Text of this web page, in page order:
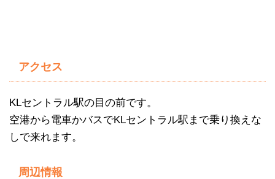
アクセス
KLセントラル駅の目の前です。
空港から電車かバスでKLセントラル駅まで乗り換えな
しで来れます。
周辺情報